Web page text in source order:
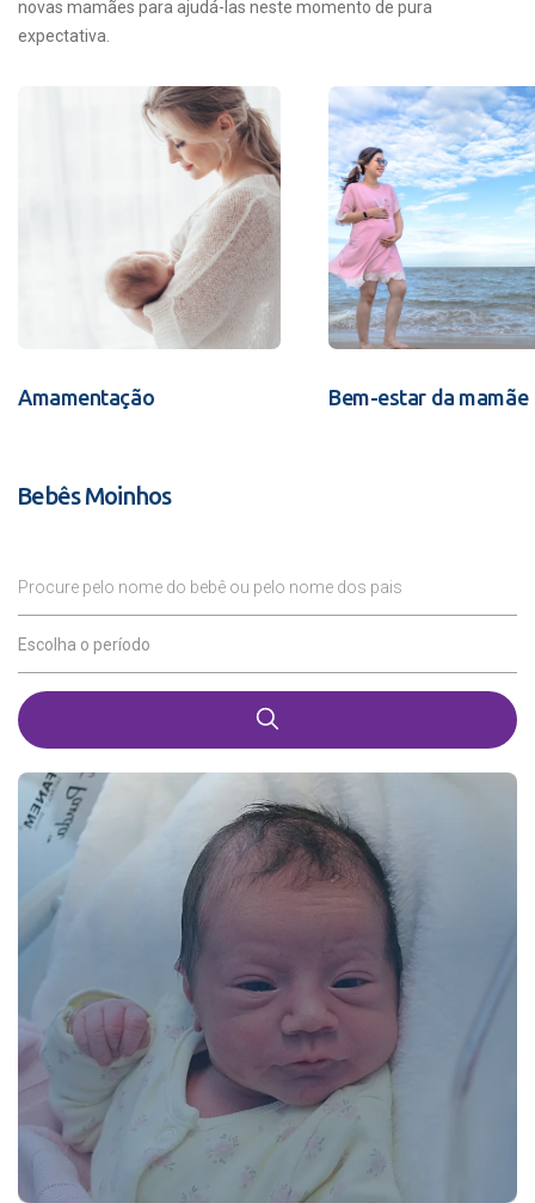
novas mamães para ajudá-las neste momento de pura
expectativa.
Amamentação Bem-estar da mamãe
Bebês Moinhos
Procure pelo nome do bebê ou pelo nome dos pais
Escolha o período